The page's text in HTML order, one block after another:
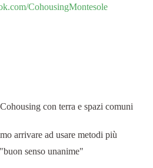
CohousingMontesole
con terra e spazi comuni
arrivare ad usare metodi più
senso unanime"